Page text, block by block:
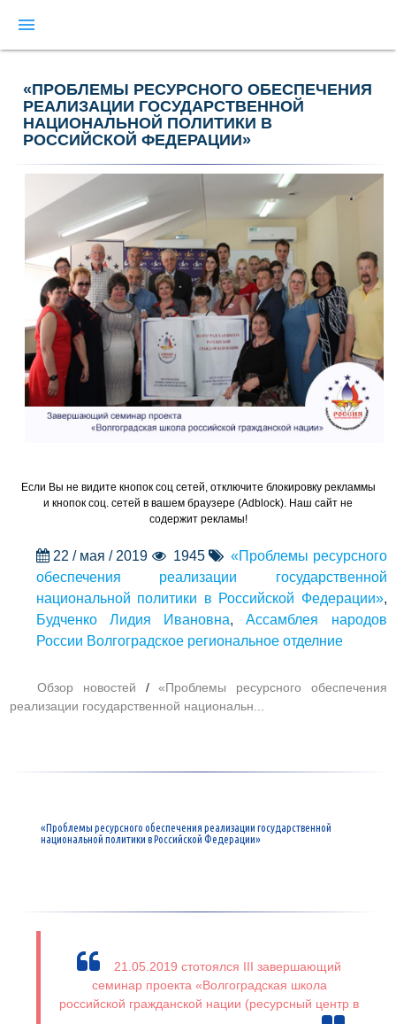
menu
«ПРОБЛЕМЫ РЕСУРСНОГО ОБЕСПЕЧЕНИЯ
РЕАЛИЗАЦИИ ГОСУДАРСТВЕННОЙ
НАЦИОНАЛЬНОЙ ПОЛИТИКИ В
РОССИЙСКОЙ ФЕДЕРАЦИИ»
Если Вы не видите кнопок соц сетей, отключите блокировку рекламмы
и кнопок соц. сетей в вашем браузере (Adblock). Наш сайт не
содержит рекламы!
22 / мая / 2019 1945
«Проблемы ресурсного
обеспечения реализации государственной
национальной политики в Российской Федерации»,
Будченко Лидия Ивановна,Ассамблея народов
России Волгоградское региональное отделние
Обзор новостей /«Проблемы ресурсного обеспечения
реализации государственной национальн...
«Проблемы ресурсного обеспечения реализации государственной
национальной политики в Российской Федерации»
21.05.2019 стотоялся III завершающий
семинар проекта «Волгоградская школа
российской гражданской нации (ресурсный центр в